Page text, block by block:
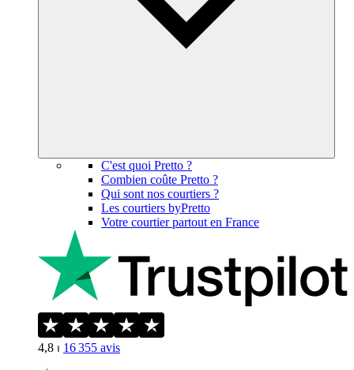
C'est quoi Pretto ?
Combien coûte Pretto ?
Qui sont nos courtiers ?
Les courtiers byPretto
Votre courtier partout en France
4,8 ⏐ 16 355 avis